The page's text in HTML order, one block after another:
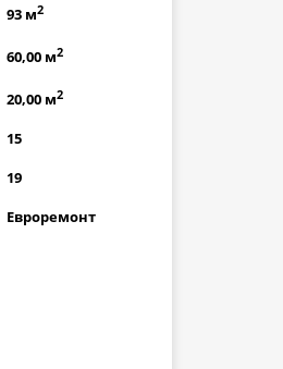
93 м2
60,00 м2
20,00 м2
15
19
Евроремонт